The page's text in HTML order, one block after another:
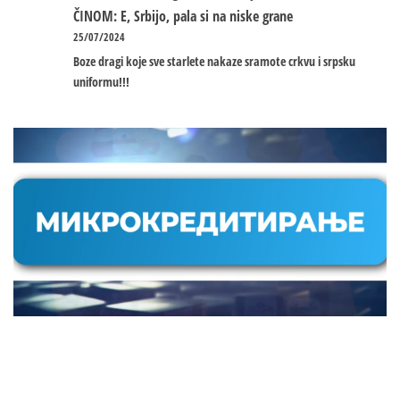
ČINOM: E, Srbijo, pala si na niske grane
25/07/2024
Boze dragi koje sve starlete nakaze sramote crkvu i srpsku
uniformu!!!